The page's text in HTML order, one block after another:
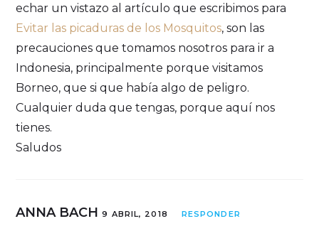
echar un vistazo al artículo que escribimos para
Evitar las picaduras de los Mosquitos, son las
precauciones que tomamos nosotros para ir a
Indonesia, principalmente porque visitamos
Borneo, que si que había algo de peligro.
Cualquier duda que tengas, porque aquí nos
tienes.
Saludos
ANNA BACH9 ABRIL, 2018 RESPONDER